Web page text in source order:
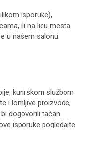
isporuke),
ili na licu mesta
u našem salonu.
kurirskom službom
i lomljive proizvode,
dogovorili tačan
isporuke pogledajte